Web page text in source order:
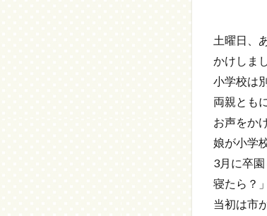
土曜日、
かけしま
小学校は
両親とも
お声をか
娘が小学
3月に卒
寝たら？
当初は市